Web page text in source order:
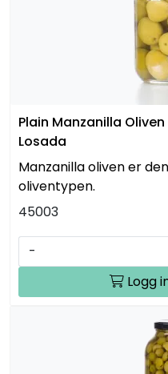
Plain Manzanilla
Losada
Manzanilla oliven er
oliventypen.
45003
-
Logg